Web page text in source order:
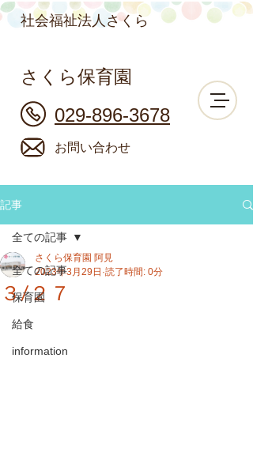
さくら保育園
029-896-3678
お問い合わせ
社会福祉法人さくら
記事
全ての記事
保育園
給食
information
全ての記事
３/２７
さくら保育園 阿見
2023年3月29日 読了時間: 0分